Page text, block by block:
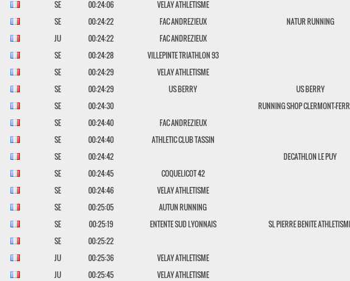
SE 00:24:06
VELAY ATHLETISME
SE 00:24:22 FAC ANDREZIEUX
NATUR RUNNING
JU 00:24:22
FAC ANDREZIEUX
SE 00:24:28
VILLEPINTE TRIATHLON 93
SE 00:24:29
VELAY ATHLETISME
SE 00:24:29 US BERRY
US BERRY
SE 00:24:30
RUNNING SHOP CLERMONT-
SE 00:24:40
FAC ANDREZIEUX
SE 00:24:40
ATHLETIC CLUB TASSIN
SE 00:24:42
DECATHLON LE PUY
SE 00:24:45
COQUELICOT 42
SE 00:24:46
VELAY ATHLETISME
SE 00:25:05
AUTUN RUNNING
SE 00:25:19 ENTENTE SUD LYONNAIS
SL PIERRE BENITE
SE
00:25:22
JU 00:25:36
VELAY ATHLETISME
JU 00:25:45
VELAY ATHLETISME